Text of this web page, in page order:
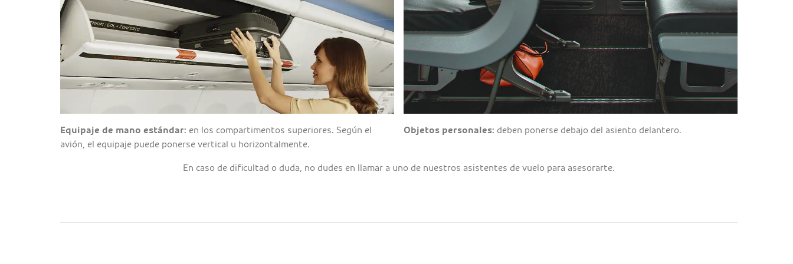
Equipaje de mano estándar: en los compartimentos superiores. Según el
avión, el equipaje puede ponerse vertical u horizontalmente.
Objetos personales: deben ponerse debajo del asiento delantero.
En caso de dificultad o duda, no dudes en llamar a uno de nuestros asistentes de vuelo para asesorarte.